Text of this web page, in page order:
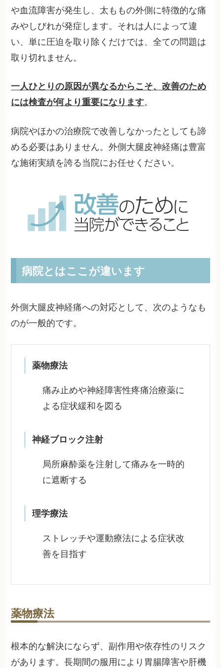
や血流障害が発生し、太ももの外側に特徴的な痛
みやしびれが発症します。それは人によって違
い、単に圧迫を取り除くだけでは、全ての問題は
取り切れません。
一人ひとりの原因が異なるからこそ、改善のため
には検査が何より重要になります。
病院やほかの治療院で改善しなかったとしても諦
める必要はありません。外側大腿皮神経痛は豊富
な施術実績を誇る当院にお任せください。
病院とはここが違います
外側大腿皮神経痛への対応として、次のようなも
のが一般的です。
薬物療法
痛み止めや神経障害性疼痛治療薬に
よる症状緩和を図る
神経ブロック注射
局所麻酔薬を注射して痛みを一時的
に遮断する
理学療法
ストレッチや運動療法による症状改
善を目指す
薬物療法
根本的な解決にならず、副作用や依存性のリスク
があります。長期間の服用により胃腸障害や肝機